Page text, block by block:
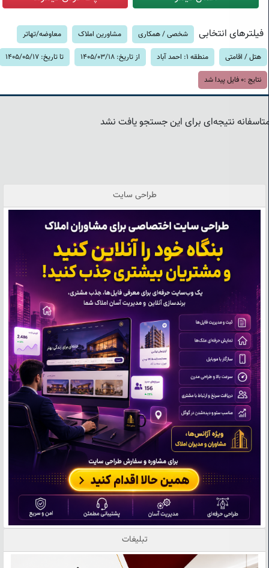
فیلترهای انتخابی شخصی / همکاری مشاورین املاک معاوضه/تهاتر
هتل / اقامتی منطقه 1: احمد آباد از تاریخ: 1405/03/18 تا تاریخ: 1405/05/17
نتایج :0 فایل پیدا شد
نتیجه‌ای برای این جستجو یافت نشد
طراحی سایت
تبلیغات